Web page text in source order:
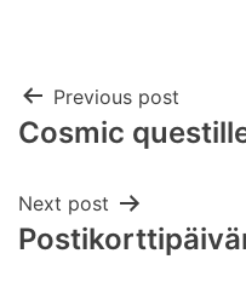
Post
navigation
Previous post
Cosmic
Next post